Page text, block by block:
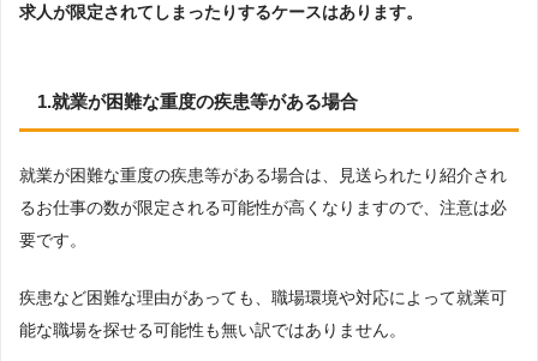
求人が限定されてしまったりするケースはあります。
1.就業が困難な重度の疾患等がある場合
就業が困難な重度の疾患等がある場合は、見送られたり紹介され
るお仕事の数が限定される可能性が高くなりますので、注意は必
要です。
疾患など困難な理由があっても、職場環境や対応によって就業可
能な職場を探せる可能性も無い訳ではありません。